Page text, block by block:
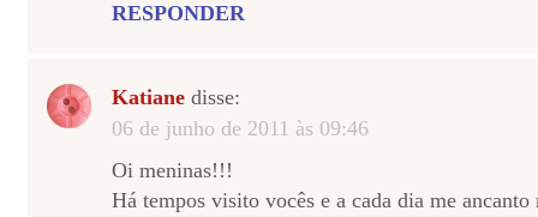
RESPONDER
Katiane disse:
06 de junho de 2011 às 09:46
Oi meninas!!!
Há tempos visito vocês e a cada dia me